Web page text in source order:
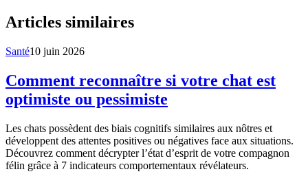
Articles similaires
Santé10 juin 2026
Comment reconnaître si votre chat est
optimiste ou pessimiste
Les chats possèdent des biais cognitifs similaires aux nôtres et
développent des attentes positives ou négatives face aux situations.
Découvrez comment décrypter l’état d’esprit de votre compagnon
félin grâce à 7 indicateurs comportementaux révélateurs.